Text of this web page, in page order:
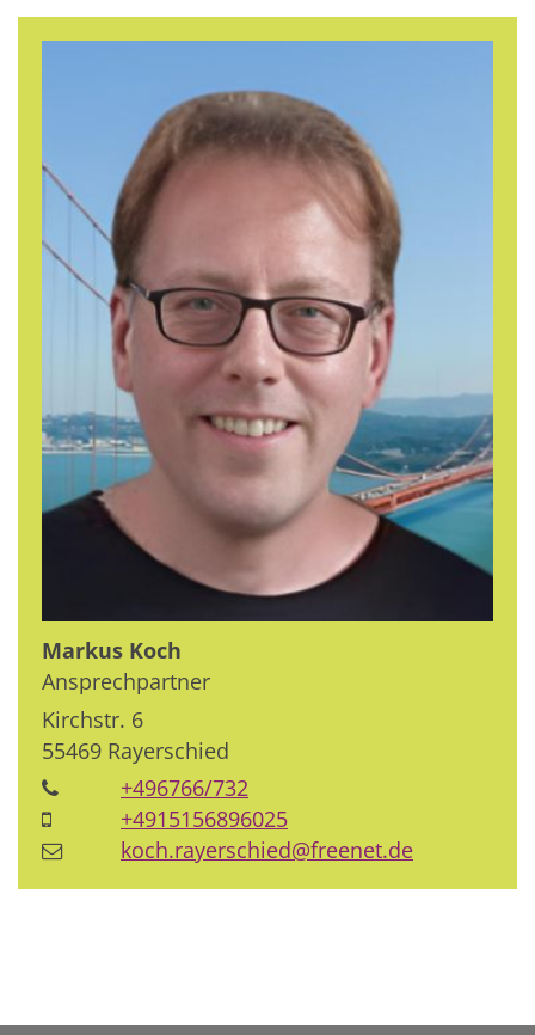
Markus Koch
Ansprechpartner
Kirchstr. 6
55469 Rayerschied
+496766/732
+4915156896025
koch.rayerschied@freenet.de